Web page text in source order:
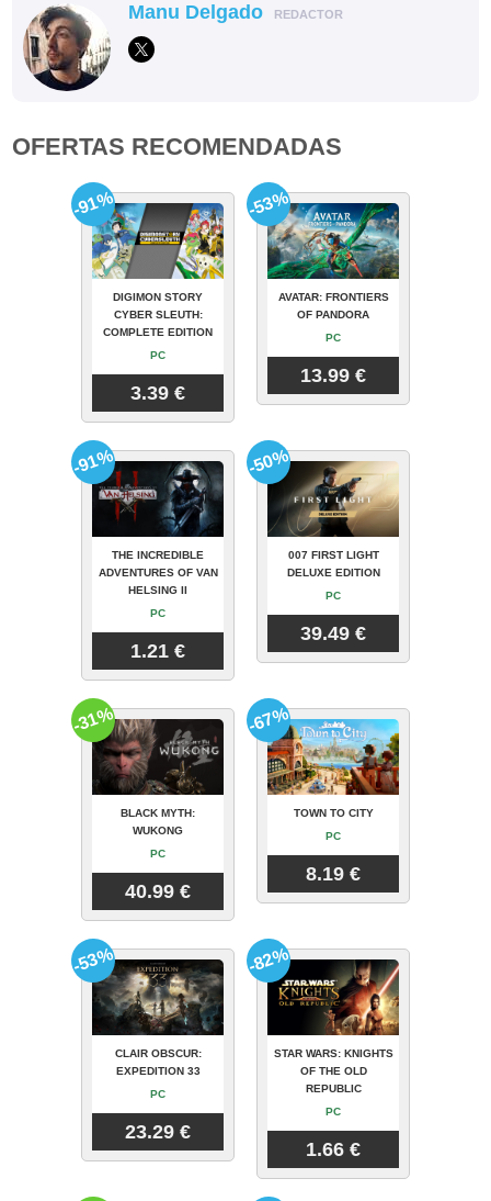
Manu Delgado REDACTOR
OFERTAS RECOMENDADAS
DIGIMON STORY
CYBER SLEUTH:
COMPLETE EDITION
PC
3.39 €
-91%
AVATAR: FRONTIERS
OF PANDORA
PC
13.99 €
-53%
THE INCREDIBLE
ADVENTURES OF VAN
HELSING II
PC
1.21 €
-91%
007 FIRST LIGHT
DELUXE EDITION
PC
39.49 €
-50%
BLACK MYTH:
WUKONG
PC
40.99 €
-31%
TOWN TO CITY
PC
8.19 €
-67%
CLAIR OBSCUR:
EXPEDITION 33
PC
23.29 €
-53%
STAR WARS: KNIGHTS
OF THE OLD
REPUBLIC
PC
1.66 €
-82%